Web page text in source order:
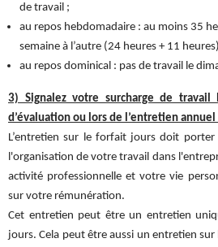
de travail ;
au repos hebdomadaire : au moins 35
semaine à l’autre (24 heures + 11
au repos dominical : pas de travail le
3) Signalez votre surcharge de travail
d’évaluation ou lors de l’entretien
L’entretien sur le forfait jours doit
l'organisation de votre travail dans
activité professionnelle et votre vie
sur votre rémunération.
Cet entretien peut être un entretien
jours. Cela peut être aussi un entretien